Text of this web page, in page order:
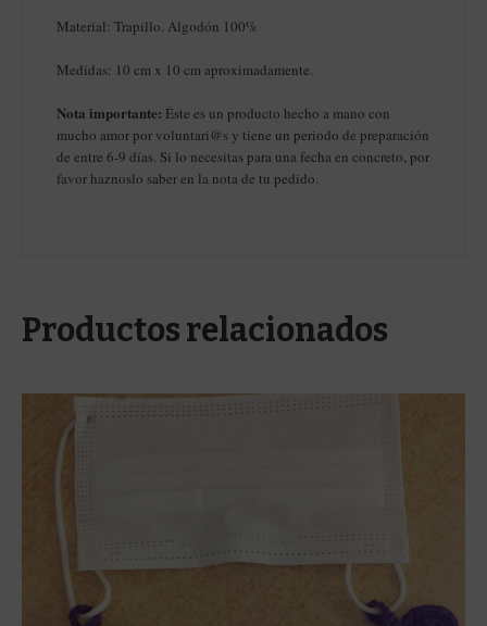
Material: Trapillo. Algodón 100%
Medidas: 10 cm x 10 cm aproximadamente.
Nota importante: Éste es un producto hecho a mano con
mucho amor por voluntari@s y tiene un periodo de preparación
de entre 6-9 días. Si lo necesitas para una fecha en concreto, por
favor haznoslo saber en la nota de tu pedido.
Productos relacionados